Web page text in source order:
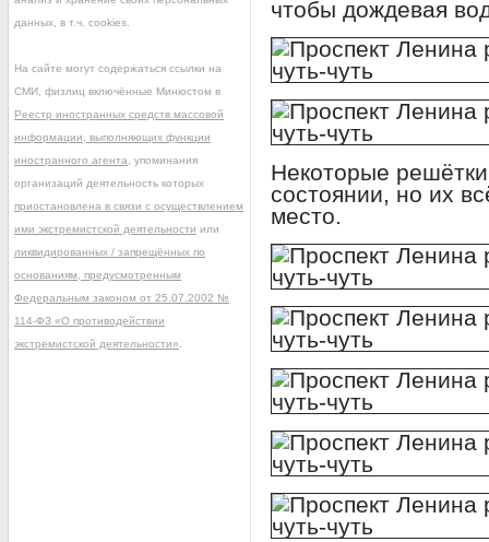
чтобы дождевая
Некоторые
состоянии, но их
место.
данных, в т.ч. cookies.
На сайте могут содержаться ссылки на
СМИ, физлиц включённые Минюстом в
Реестр иностранных средств массовой
информации, выполняющих функции
иностранного агента , упоминания
организаций деятельность которых
приостановлена в связи с осуществлением
ими экстремистской деятельности или
ликвидированных / запрещённых по
основаниям, предусмотренным
Федеральным законом от 25.07.2002 №
114-ФЗ «О противодействии
экстремистской деятельности»